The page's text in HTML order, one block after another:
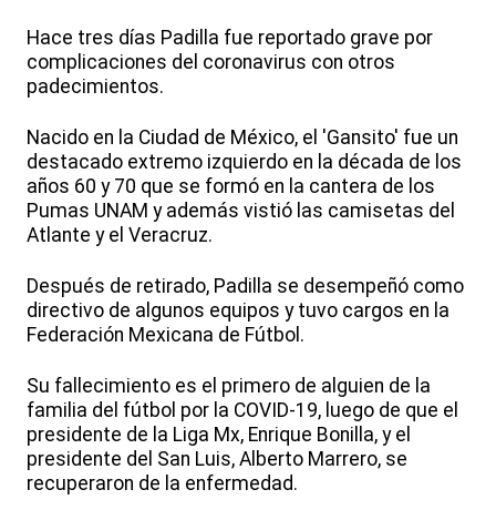
Hace tres días Padilla fue reportado grave por
complicaciones del coronavirus con otros
padecimientos.
Nacido en la Ciudad de México, el 'Gansito' fue un
destacado extremo izquierdo en la década de los
años 60 y 70 que se formó en la cantera de los
Pumas UNAM y además vistió las camisetas del
Atlante y el Veracruz.
Después de retirado, Padilla se desempeñó como
directivo de algunos equipos y tuvo cargos en la
Federación Mexicana de Fútbol.
Su fallecimiento es el primero de alguien de la
familia del fútbol por la COVID-19, luego de que el
presidente de la Liga Mx, Enrique Bonilla, y el
presidente del San Luis, Alberto Marrero, se
recuperaron de la enfermedad.